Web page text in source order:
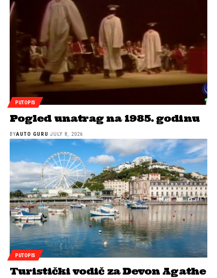
PUTOPIS
Pogled unatrag na 1985. godinu
BYAUTO GURU JULY 8, 2026
PUTOPIS
Turistički vodič za Devon Agathe